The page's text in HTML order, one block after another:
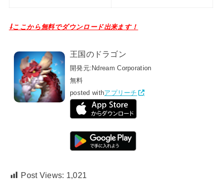
⇩ここから無料でダウンロード出来ます！
王国のドラゴン
開発元: Ndream Corporation
無料
posted withアプリーチ
Post Views: 1,021